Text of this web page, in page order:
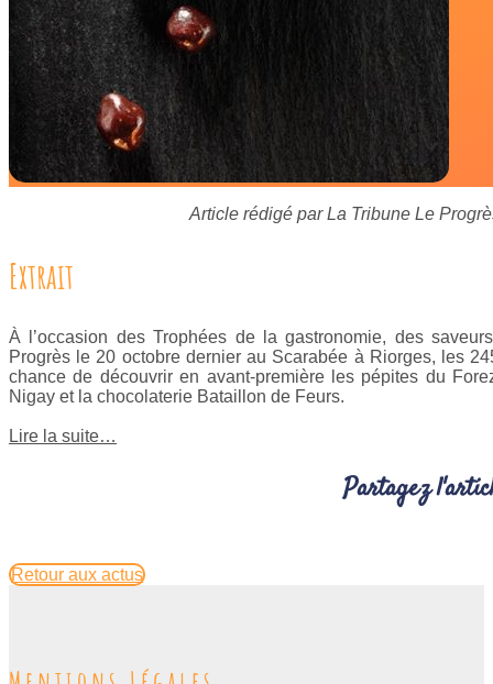
Article rédigé par La Tribune Le
Extrait
À l’occasion des Trophées de la gastronomie, des
Progrès le 20 octobre dernier au Scarabée à Riorges, les
chance de découvrir en avant-première les pépites du
Nigay et la chocolaterie Bataillon de Feurs.
Lire la suite…
Partagez
Retour aux actus